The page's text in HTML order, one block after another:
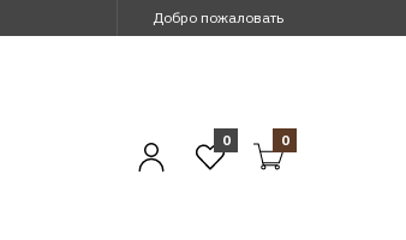
Добро пожаловать
0 0